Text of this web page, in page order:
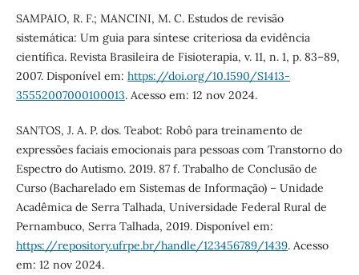
SAMPAIO, R. F.; MANCINI, M. C. Estudos de revisão
sistemática: Um guia para síntese criteriosa da evidência
científica. Revista Brasileira de Fisioterapia, v. 11, n. 1, p. 83–89,
2007. Disponível em: https://doi.org/10.1590/S1413-
35552007000100013. Acesso em: 12 nov 2024.
SANTOS, J. A. P. dos. Teabot: Robô para treinamento de
expressões faciais emocionais para pessoas com Transtorno do
Espectro do Autismo. 2019. 87 f. Trabalho de Conclusão de
Curso (Bacharelado em Sistemas de Informação) – Unidade
Acadêmica de Serra Talhada, Universidade Federal Rural de
Pernambuco, Serra Talhada, 2019. Disponível em:
https://repository.ufrpe.br/handle/123456789/1439. Acesso
em: 12 nov 2024.